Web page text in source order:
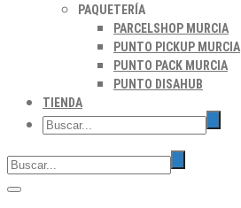
PAQUETERÍA
PARCELSHOP MURCIA
PUNTO PICKUP MURCIA
PUNTO PACK MURCIA
PUNTO DISAHUB
TIENDA